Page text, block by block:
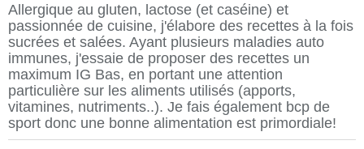
Allergique au gluten, lactose (et caséine) et
passionnée de cuisine, j'élabore des recettes à la fois
sucrées et salées. Ayant plusieurs maladies auto
immunes, j'essaie de proposer des recettes un
maximum IG Bas, en portant une attention
particulière sur les aliments utilisés (apports,
vitamines, nutriments..). Je fais également bcp de
sport donc une bonne alimentation est primordiale!